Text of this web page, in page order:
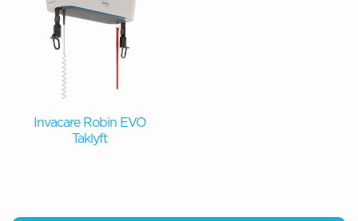
Invacare Robin EVO
Taklyft